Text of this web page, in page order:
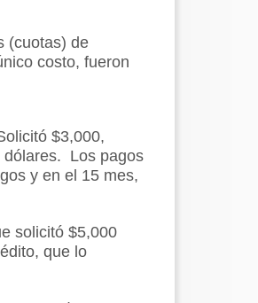
(cuotas) de
costo, fueron
$3,000,
dólares. Los pagos
y en el 15 mes,
solicitó $5,000
que lo